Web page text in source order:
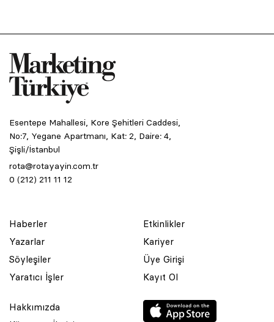
Esentepe Mahallesi, Kore Şehitleri Caddesi,
No:7, Yegane Apartmanı, Kat: 2, Daire: 4,
Şişli/İstanbul
rota@rotayayin.com.tr
0 (212) 211 11 12
Haberler
Yazarlar
Söyleşiler
Yaratıcı İşler
Etkinlikler
Kariyer
Üye Girişi
Kayıt Ol
Hakkımızda